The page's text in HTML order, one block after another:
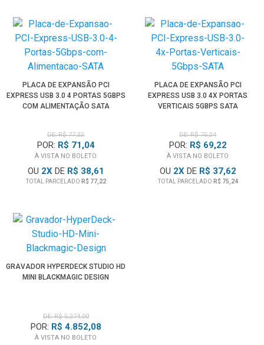
PLACA DE EXPANSÃO PCI
EXPRESS USB 3.0 4 PORTAS 5GBPS
COM ALIMENTAÇÃO SATA
DE: R$ 77,22
POR: R$ 71,04
À VISTA NO BOLETO
OU 2XDE R$ 38,61
TOTAL PARCELADO R$ 77,22
PLACA DE EXPANSÃO PCI
EXPRESS USB 3.0 4X PORTAS
VERTICAIS 5GBPS SATA
DE: R$ 75,24
POR: R$ 69,22
À VISTA NO BOLETO
OU 2XDE R$ 37,62
TOTAL PARCELADO R$ 75,24
GRAVADOR HYPERDECK STUDIO HD
MINI BLACKMAGIC DESIGN
DE: R$ 5.274,00
POR: R$ 4.852,08
À VISTA NO BOLETO